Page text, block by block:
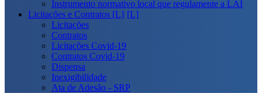
Instrumento normativo local que regulamente a LAI
Licitações e Contratos [L]
Licitações
Contratos
Licitações Covid-19
Contratos Covid-19
Dispensa
Inexigibilidade
Ata de Adesão - SRP